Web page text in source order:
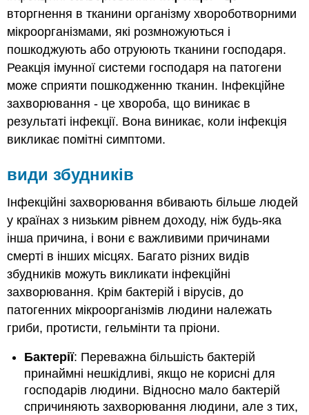
вторгнення в тканини організму хвороботворними
мікроорганізмами, які розмножуються і
пошкоджують або отруюють тканини господаря.
Реакція імунної системи господаря на патогени
може сприяти пошкодженню тканин. Інфекційне
захворювання - це хвороба, що виникає в
результаті інфекції. Вона виникає, коли інфекція
викликає помітні симптоми.
види збудників
Інфекційні захворювання вбивають більше людей
у країнах з низьким рівнем доходу, ніж будь-яка
інша причина, і вони є важливими причинами
смерті в інших місцях. Багато різних видів
збудників можуть викликати інфекційні
захворювання. Крім бактерій і вірусів, до
патогенних мікроорганізмів людини належать
гриби, протисти, гельмінти та пріони.
Бактерії: Переважна більшість бактерій
принаймні нешкідливі, якщо не корисні для
господарів людини. Відносно мало бактерій
спричиняють захворювання людини, але з тих,